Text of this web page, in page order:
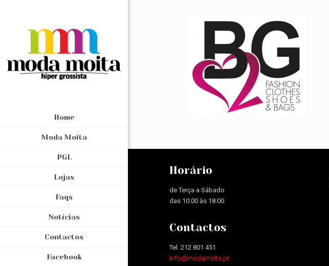
Home
Moda Moita
PGL
Lojas
Faqs
Notícias
Contactos
Facebook
Horário
de Terça a Sábado
das 10:00 às 18:00
Contactos
Tel. 212 801 451
info@modamoita.pt